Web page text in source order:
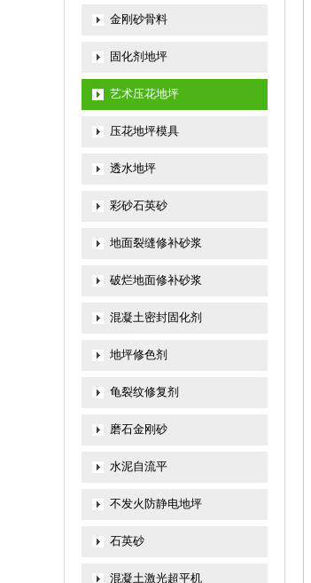
金刚砂骨料
固化剂地坪
艺术压花地坪
压花地坪模具
透水地坪
彩砂石英砂
地面裂缝修补砂浆
破烂地面修补砂浆
混凝土密封固化剂
地坪修色剂
龟裂纹修复剂
磨石金刚砂
水泥自流平
不发火防静电地坪
石英砂
混凝土激光超平机